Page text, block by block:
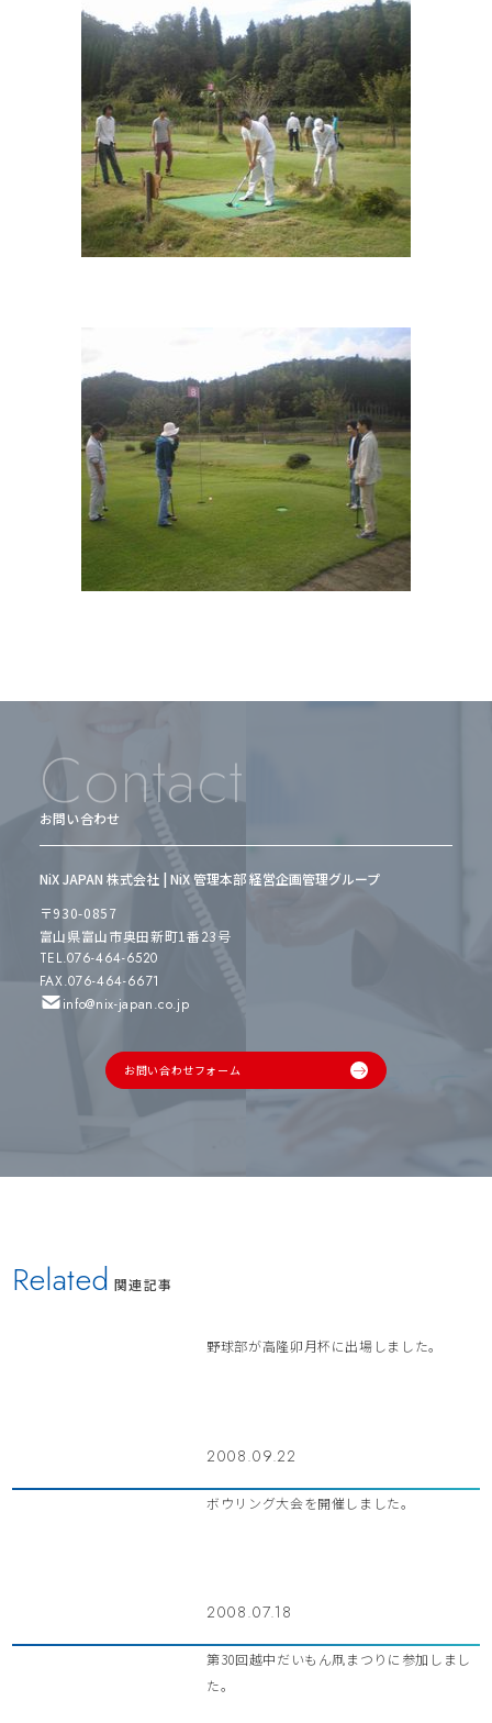
Contact
お問い合わせ
NiX JAPAN 株式会社 | NiX 管理本部 経営企画管理グループ
〒930-0857
富山県富山市奥田新町1番23号
TEL.076-464-6520
FAX.076-464-6671
info@nix-japan.co.jp
お問い合わせフォーム
Related 関連記事
野球部が高隆卯月杯に出場しました。
2008.09.22
ボウリング大会を開催しました。
2008.07.18
第30回越中だいもん凧まつりに参加しまし
た。